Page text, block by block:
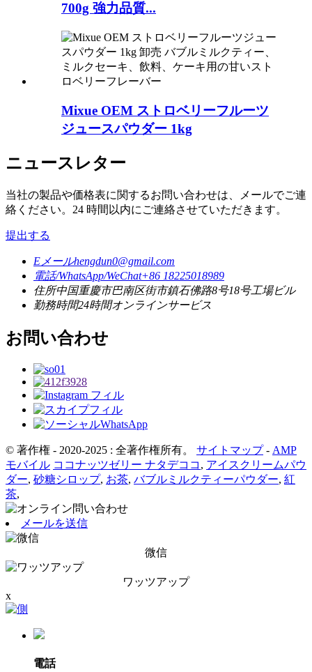
700g 強力品質...
Mixue OEM ストロベリーフルーツ
ジュースパウダー 1kg
ニュースレター
当社の製品や価格表に関するお問い合わせは、メールでご連
絡ください。24 時間以内にご連絡させていただきます。
提出する
Eメールhengdun0@gmail.com
電話/WhatsApp/WeChat+86 18225018989
住所中国重慶市巴南区街市鎮石佛路8号18号工場ビル
勤務時間24時間オンラインサービス
お問い合わせ
© 著作権 - 2020-2025 : 全著作権所有。 サイトマップ- AMP
モバイル ココナッツゼリー ナタデココ , アイスクリームパウ
ダー, 砂糖シロップ, お茶, バブルミルクティーパウダー, 紅
茶,
メールを送信
微信
ワッツアップ
x
電話